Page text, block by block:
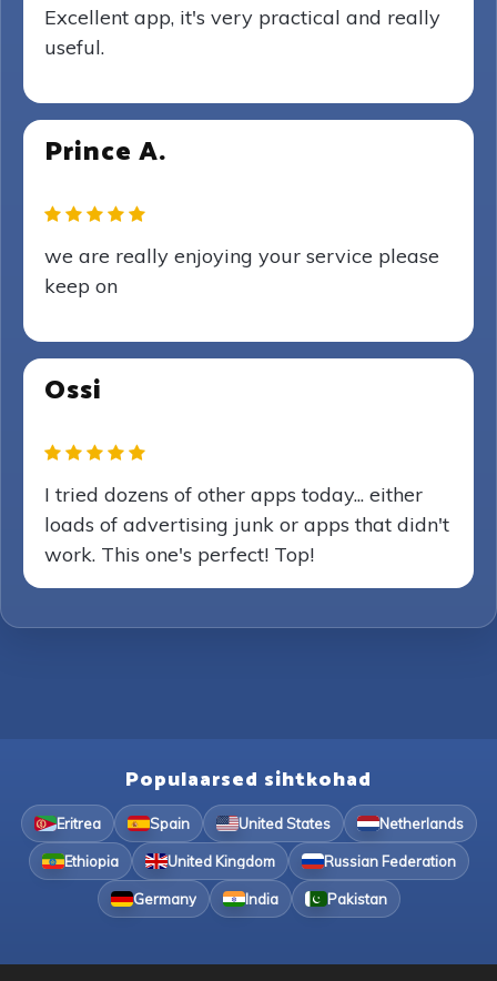
Excellent app, it's very practical and really
useful.
Prince A.
we are really enjoying your service please
keep on
Ossi
I tried dozens of other apps today... either
loads of advertising junk or apps that didn't
work. This one's perfect! Top!
Populaarsed sihtkohad
Eritrea Spain United States Netherlands
Ethiopia United Kingdom Russian Federation
Germany India Pakistan